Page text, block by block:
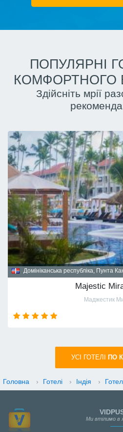
ПОПУЛЯРНІ
КОМФОРТНОГО
Здійсніть мрії
Домініканська республіка, Пунта
Majestic
Маджестик
УСI ГОТЕЛІ ПО
Головна › Готелі › Індія ›
Ми втілимо в